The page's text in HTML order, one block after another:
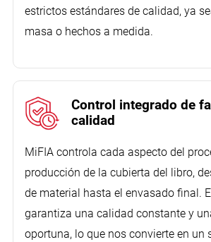
estrictos estándares de calidad, ya
masa o hechos a medida.
Control integrado de
calidad
MiFIA controla cada aspecto del
producción de la cubierta del libro,
de material hasta el envasado final.
garantiza una calidad constante y
oportuna, lo que nos convierte en un